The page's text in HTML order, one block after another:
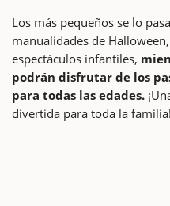
Los más pequeños se lo
manualidades de
espectáculos infantiles,
podrán disfrutar de los
para todas las edades.
divertida para toda la familia!